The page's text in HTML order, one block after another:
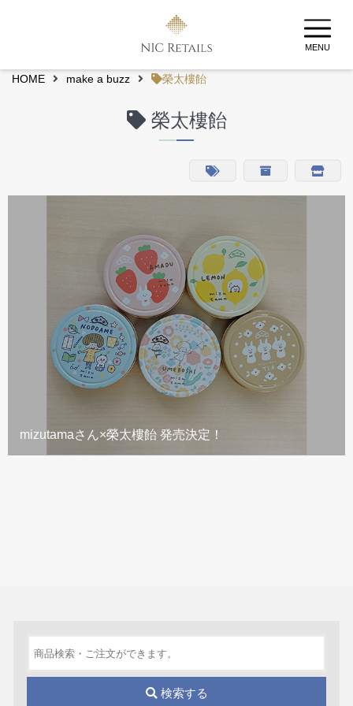
MENU
HOME make a buzz 榮太樓飴
榮太樓飴
mizutamaさん×榮太樓飴 発売決定！
検索する